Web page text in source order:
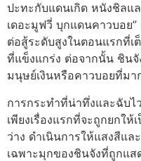
ปะทะกับแดนเกิด หนังชิลแล
เดอะมูฟวี่ บุกแดนคาวบอย
ต่อสู้ระดับสูงในตอนแรกที่เ
ที่แข็งแกร่ง ต่อจากนั้น ชิน
มนุษย์เงินหรือคาวบอยที่ม
การกระทำที่น่าทึ่งและฉับ
เพียงเรื่องแรกที่จะถูกยกใ
ว่าง ดำเนินการให้แสงสีแล
เฉพาะมุกของชินจังที่ถูกแส